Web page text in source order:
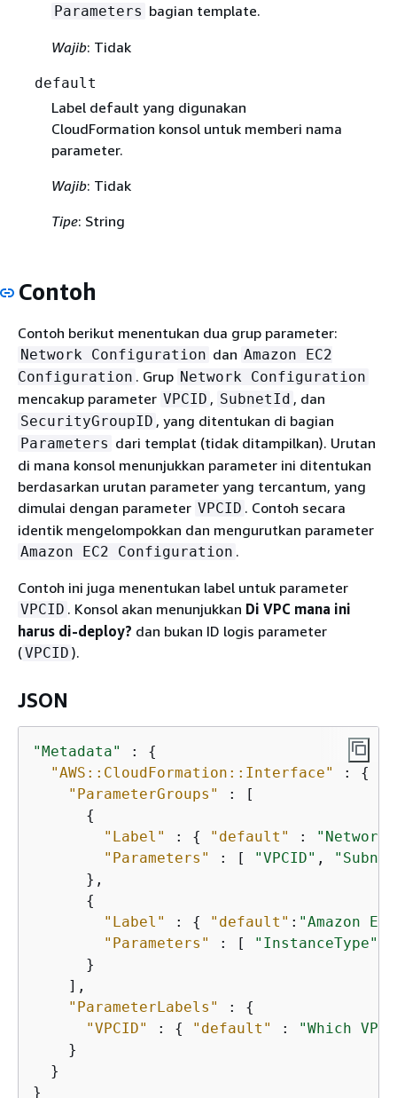
Parameters bagian template.
Wajib: Tidak
default
Label default yang digunakan
CloudFormation konsol untuk memberi nama
parameter.
Wajib: Tidak
Tipe: String
Contoh
Contoh berikut menentukan dua grup parameter:
Network Configuration dan Amazon EC2
Configuration . Grup Network Configuration
mencakup parameter VPCID , SubnetId , dan
SecurityGroupID , yang ditentukan di bagian
Parameters dari templat (tidak ditampilkan). Urutan
di mana konsol menunjukkan parameter ini ditentukan
berdasarkan urutan parameter yang tercantum, yang
dimulai dengan parameter VPCID . Contoh secara
identik mengelompokkan dan mengurutkan parameter
Amazon EC2 Configuration .
Contoh ini juga menentukan label untuk parameter
VPCID . Konsol akan menunjukkan Di VPC mana ini
harus di-deploy? dan bukan ID logis parameter
(VPCID ).
JSON
"Metadata" : {
"AWS::CloudFormation::Interface"
: {
"ParameterGroups"
: [
{
"Label"
: { "default" :
"Parameters"
: [ "VPCID" ,
      },
{
"Label"
: { "default" : "Amazon
"Parameters"
: [ "InstanceType"
      }
    ],
"ParameterLabels"
: {
"VPCID"
: { "default" :
"Which
    }
  }
}